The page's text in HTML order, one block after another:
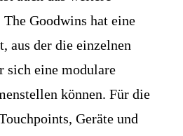
Goodwins hat eine
aus der die einzelnen
sich eine modulare
können. Für die
Geräte und